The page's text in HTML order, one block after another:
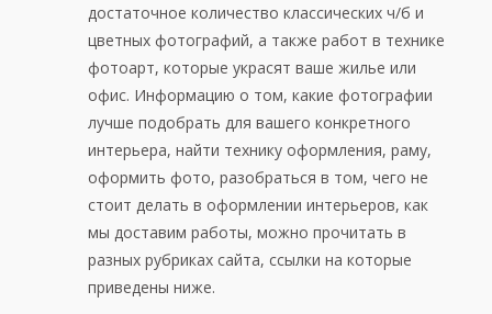
достаточное количество классических ч/б и
цветных фотографий, а также работ в технике
фотоарт, которые украсят ваше жилье или
офис. Информацию о том, какие фотографии
лучше подобрать для вашего конкретного
интерьера, найти технику оформления, раму,
оформить фото, разобраться в том, чего не
стоит делать в оформлении интерьеров, как
мы доставим работы, можно прочитать в
разных рубриках сайта, ссылки на которые
приведены ниже.